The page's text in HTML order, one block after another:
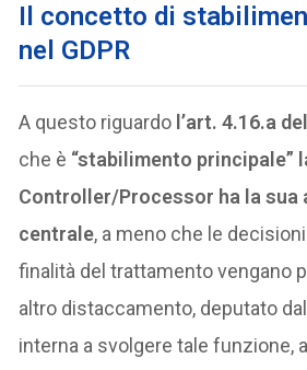
Il concetto di
nel GDPR
A questo riguardo l’art. 4.16.a
che è “stabilimento principale”
Controller/Processor ha la sua
centrale, a meno che le
finalità del trattamento vengano
altro distaccamento, deputato
interna a svolgere tale funzione,